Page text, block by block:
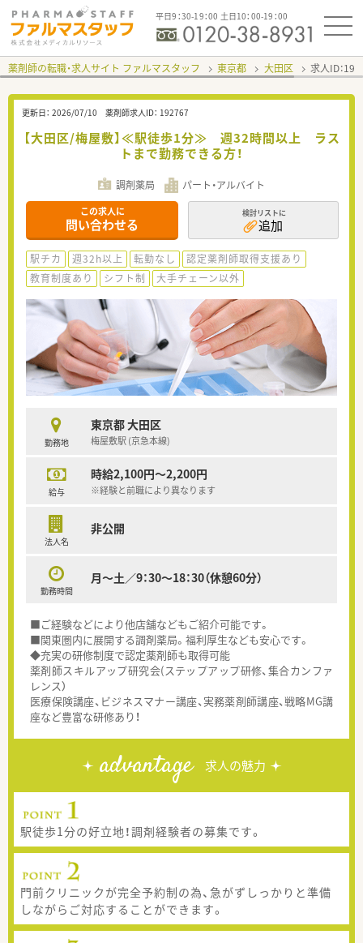
平日9：30-19：00 土日10：00-19：00
薬剤師の転職・求人サイト ファルマスタッフ 東京都 大田区 求人ID：
更新日： 2026/07/10 薬剤師求人ID： 192767
【大田区/梅屋敷】≪駅徒歩1分≫ 週32時間以上 ラス
トまで勤務できる方！
調剤薬局 パート・アルバイト
この求人に
問い合わせる
検討リストに
追加
駅チカ 週32h以上 転勤なし
認定薬剤師取得支援あり
教育制度あり
シフト制 大手チェーン以外
勤務地
東京都 大田区
梅屋敷駅 (京急本線)
給与
時給2,100円～2,200円
※経験と前職により異なります
法人名
非公開
勤務時間
月～土／9：30～18：30（休憩60分）
■ご経験などにより他店舗などもご紹介可能です。
■関東圏内に展開する調剤薬局。福利厚生なども安心です。
◆充実の研修制度で認定薬剤師も取得可能
薬剤師スキルアップ研究会(ステップアップ研修、集合カンファ
レンス）
医療保険講座、ビジネスマナー講座、実務薬剤師講座、戦略MG講
座など豊富な研修あり！
advantage 求人の魅力
駅徒歩1分の好立地！調剤経験者の募集です。
門前クリニックが完全予約制の為、急がずしっかりと準備
しながらご対応することができます。